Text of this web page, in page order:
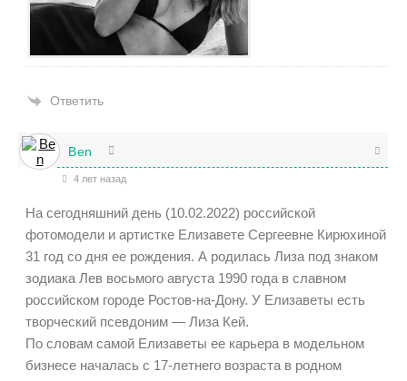
Ответить
Ben
4 лет назад
На сегодняшний день (10.02.2022) российской
фотомодели и артистке Елизавете Сергеевне Кирюхиной
31 год со дня ее рождения. А родилась Лиза под знаком
зодиака Лев восьмого августа 1990 года в славном
российском городе Ростов-на-Дону. У Елизаветы есть
творческий псевдоним — Лиза Кей.
По словам самой Елизаветы ее карьера в модельном
бизнесе началась с 17-летнего возраста в родном